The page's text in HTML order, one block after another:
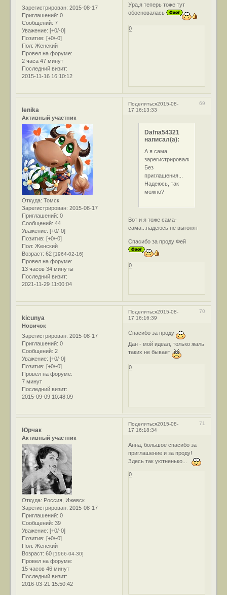
Зарегистрирован: 2015-08-17
Приглашений: 0
Сообщений: 7
Уважение: [+0/-0]
Позитив: [+0/-0]
Пол: Женский
Провел на форуме:
2 часа 47 минут
Последний визит:
2015-11-16 16:10:12
Ура,я теперь тоже тут
обосновалась
0
Поделиться 69
2015-08-
17 16:13:33
lenika
Активный участник
Откуда: Томск
Зарегистрирован: 2015-08-17
Приглашений: 0
Сообщений: 44
Уважение: [+0/-0]
Позитив: [+0/-0]
Пол: Женский
Возраст: 62[1964-02-16]
Провел на форуме:
13 часов 34 минуты
Последний визит:
2021-11-29 11:00:04
Dafna54321
написал(а):
А я сама
зарегистрировалась(
Без
приглашения...
Надеюсь, так
можно?
Вот и я тоже сама-
сама...надеюсь не выгонят
Спасибо за проду Фей
0
Поделиться 70
2015-08-
17 16:16:39
kicunya
Новичок
Зарегистрирован: 2015-08-17
Приглашений: 0
Сообщений: 2
Уважение: [+0/-0]
Позитив: [+0/-0]
Провел на форуме:
7 минут
Последний визит:
2015-09-09 10:48:09
Спасибо за проду
Дан - мой идеал, только жаль
таких не бывает
0
Поделиться 71
2015-08-
17 16:18:34
Юрчак
Активный участник
Откуда: Россия, Ижевск
Зарегистрирован: 2015-08-17
Приглашений: 0
Сообщений: 39
Уважение: [+0/-0]
Позитив: [+0/-0]
Пол: Женский
Возраст: 60[1966-04-30]
Провел на форуме:
15 часов 46 минут
Последний визит:
2016-03-21 15:50:42
Анна, большое спасибо за
приглашение и за проду!
Здесь так уютненько...
0